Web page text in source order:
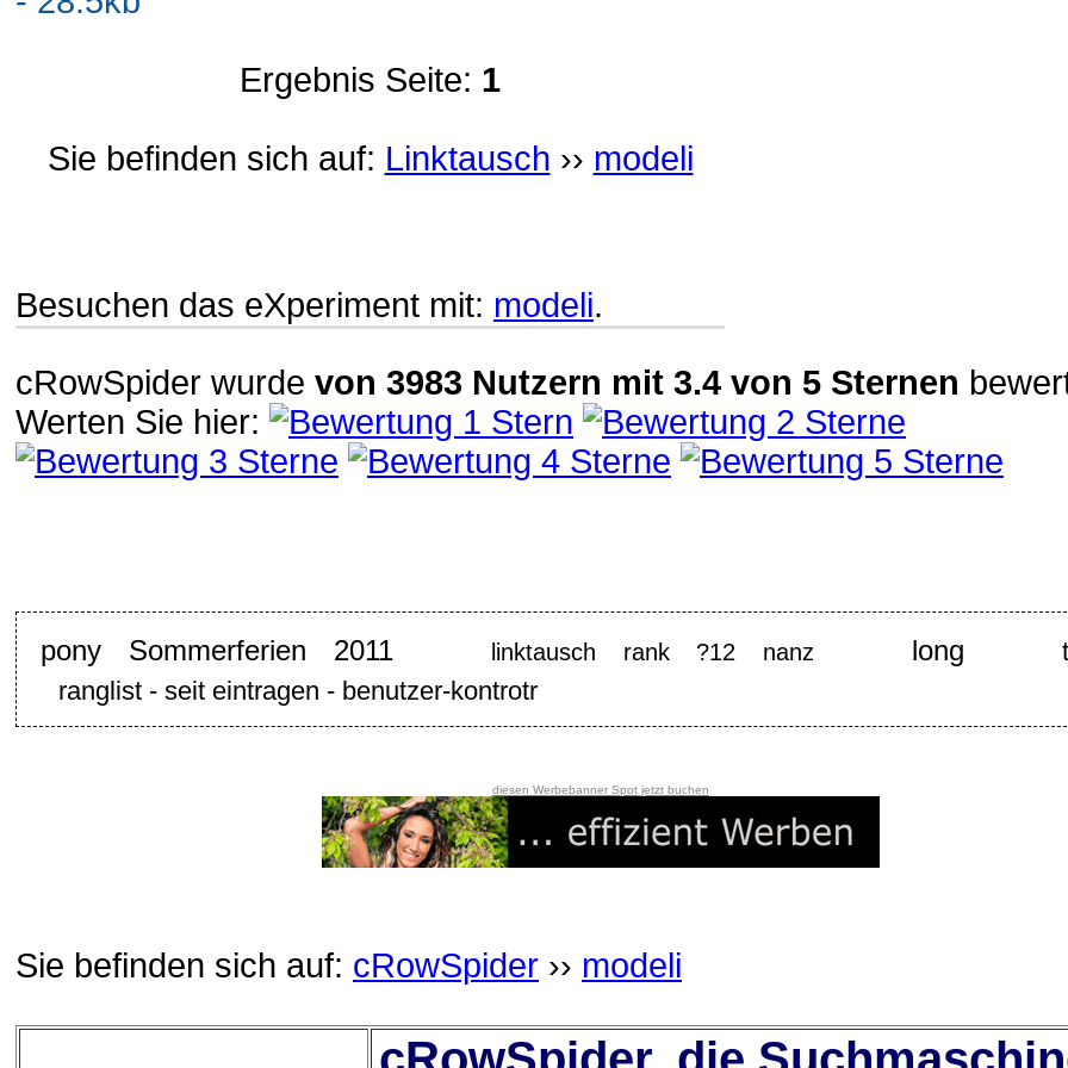
Ergebnis Seite: 1
Sie befinden sich auf: Linktausch ›› modeli
Besuchen das eXperiment mit: modeli.
cRowSpider wurde von 3983 Nutzern mit 3.4 von 5 Sternen
Werten Sie hier:
pony Sommerferien 2011 linktausch rank ?12 nanz long
ranglist - seit eintragen - benutzer-kontrotr
diesen Werbebanner Spot jetzt buchen
Sie befinden sich auf: cRowSpider ›› modeli